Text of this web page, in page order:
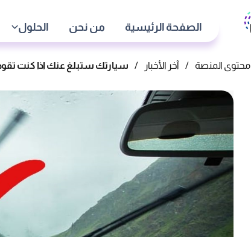
الصفحة الرئيسية من نحن الحلول
محتوى المنصة / آخر الأخبار / سيارتك ستبلغ عنك اذا كنت